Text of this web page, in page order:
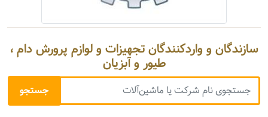
سازندگان و واردکنندگان تجهیزات و لوازم پرورش دام ،
طیور و آبزیان